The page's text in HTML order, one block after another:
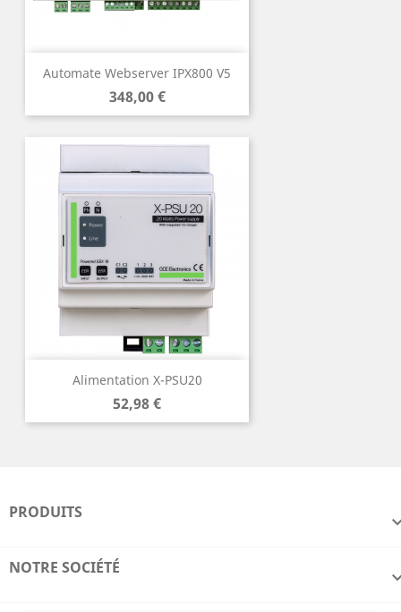
Automate Webserver IPX800 V5
Prix
348,00 €
Alimentation X-PSU20
Prix
52,98 €
PRODUITS
NOTRE SOCIÉTÉ